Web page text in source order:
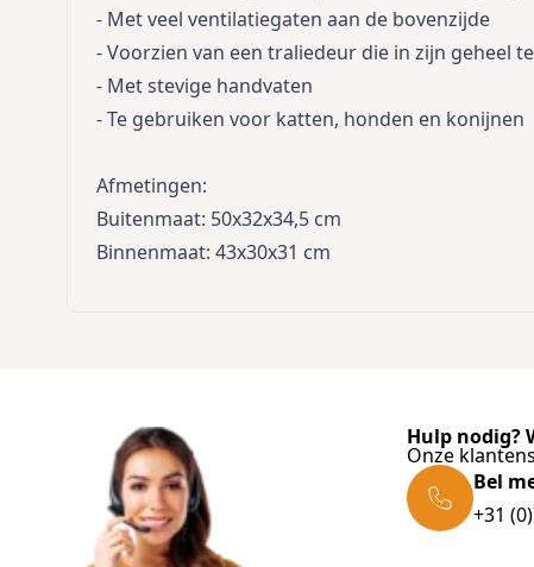
- Met veel ventilatiegaten aan de bovenzijde
- Voorzien van een traliedeur die in zijn geheel
- Met stevige handvaten
- Te gebruiken voor katten, honden en konijnen
Afmetingen:
Buitenmaat: 50x32x34,5 cm
Binnenmaat: 43x30x31 cm
Hulp nodig?
Onze
Bel
+31